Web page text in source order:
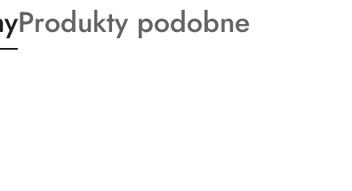
Produkty
o
Produkty podobne